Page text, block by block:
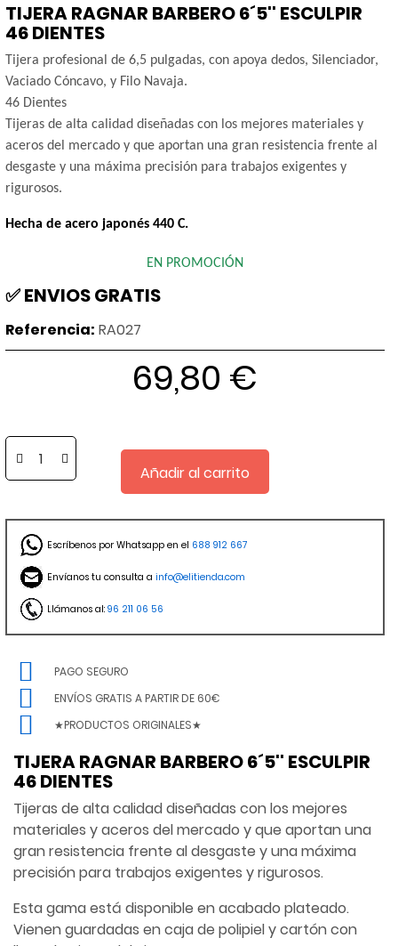
TIJERA RAGNAR BARBERO 6´5'' ESCULPIR
46 DIENTES
Tijera profesional de 6,5 pulgadas, con apoya dedos, Silenciador,
Vaciado Cóncavo, y Filo Navaja.
46 Dientes
Tijeras de alta calidad diseñadas con los mejores materiales y
aceros del mercado y que aportan una gran resistencia frente al
desgaste y una máxima precisión para trabajos exigentes y
rigurosos.
Hecha de acero japonés 440 C.
EN PROMOCIÓN
✅ ENVIOS GRATIS
Referencia: RA027
69,80 €
Añadir al carrito
Escríbenos por Whatsapp en el 688 912 667
Envíanos tu consulta a info@elitienda.com
Llámanos al: 96 211 06 56
PAGO SEGURO
ENVÍOS GRATIS A PARTIR DE 60€
★PRODUCTOS ORIGINALES★
TIJERA RAGNAR BARBERO 6´5'' ESCULPIR
46 DIENTES
Tijeras de alta calidad diseñadas con los mejores
materiales y aceros del mercado y que aportan una
gran resistencia frente al desgaste y una máxima
precisión para trabajos exigentes y rigurosos.
Esta gama está disponible en acabado plateado.
Vienen guardadas en caja de polipiel y cartón con